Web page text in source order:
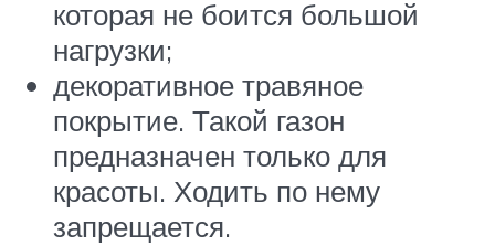
которая не боится большой
нагрузки;
декоративное травяное
покрытие. Такой газон
предназначен только для
красоты. Ходить по нему
запрещается.